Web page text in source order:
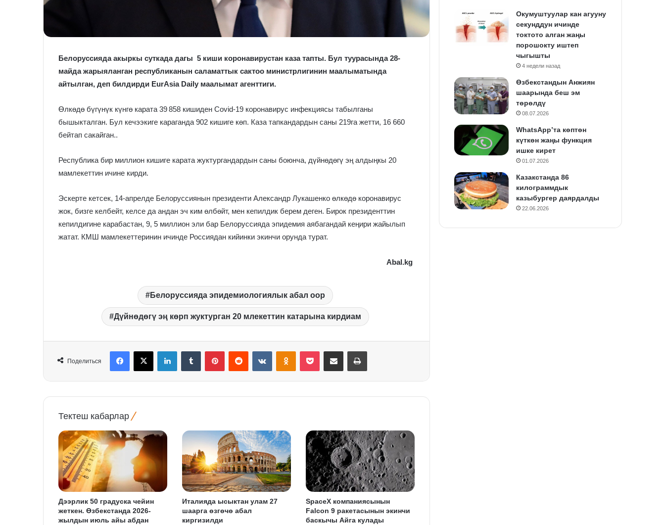
Белоруссияда акыркы суткада дагы 5 киши коронавирустан каза тапты. Бул туурасында 28-
майда жарыяланган республиканын саламаттык сактоо министрлигинин маалыматында
айтылган, деп билдирди EurAsia Daily маалымат агенттиги.
Өлкөдө бүгүнүк күнгө карата 39 858 кишиден Covid-19 коронавирус инфекциясы табылганы
бышыкталган. Бул кечээкиге караганда 902 кишиге көп. Каза тапкандардын саны 219га жетти, 16 660
бейтап сакайган..
Республика бир миллион кишиге карата жуктургандардын саны боюнча, дүйнөдөгү эң алдыңкы 20
мамлекеттин ичине кирди.
Эскерте кетсек, 14-апрелде Белоруссиянын президенти Александр Лукашенко өлкөдө коронавирус
жок, бизге келбейт, келсе да андан эч ким өлбөйт, мен кепилдик берем деген. Бирок президенттин
кепилдигине карабастан, 9, 5 миллион эли бар Белоруссияда эпидемия аябагандай кеңири жайылып
жатат. КМШ мамлекеттеринин ичинде Россиядан кийинки экинчи орунда турат.
Abal.kg
Белоруссияда эпидемиологиялык абал оор
Дүйнөдөгү эң көрп жуктурган 20 млекеттин катарына кирдиам
Поделиться
FacebookX LinkedInTumblr PinterestReddit VKontakteOdnoklassniki
Pocket Share via Email Print
Тектеш кабарлар
Дээрлик 50 градуска чейин
жеткен. Өзбекстанда 2026-
жылдын июль айы абдан
Италияда ысыктан улам 27
шаарга өзгөчө абал
киргизилди
SpaceX компаниясынын
Falcon 9 ракетасынын экинчи
баскычы Айга кулады
Окумуштуулар кан агууну
секунддун ичинде
токтото алган жаңы
порошокту иштеп
чыгышты
4 недели назад
Өзбекстандын Анжиян
шаарында беш эм
төрөлдү
08.07.2026
WhatsApp’та көптөн
күткөн жаңы функция
ишке кирет
01.07.2026
Казакстанда 86
килограммдык
казыбургер даярдалды
22.06.2026